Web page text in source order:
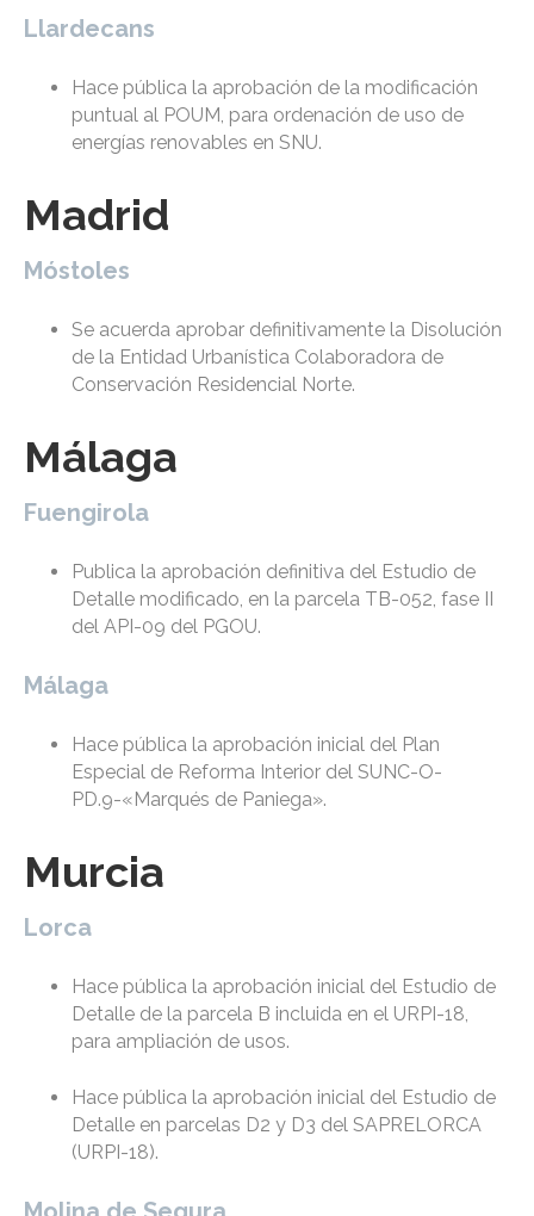
Llardecans
Hace pública la aprobación de la modificación
puntual al POUM, para ordenación de uso de
energías renovables en SNU.
Madrid
Móstoles
Se acuerda aprobar definitivamente la Disolución
de la Entidad Urbanística Colaboradora de
Conservación Residencial Norte.
Málaga
Fuengirola
Publica la aprobación definitiva del Estudio de
Detalle modificado, en la parcela TB-052, fase II
del API-09 del PGOU.
Málaga
Hace pública la aprobación inicial del Plan
Especial de Reforma Interior del SUNC-O-
PD.9-«Marqués de Paniega».
Murcia
Lorca
Hace pública la aprobación inicial del Estudio de
Detalle de la parcela B incluida en el URPI-18,
para ampliación de usos.
Hace pública la aprobación inicial del Estudio de
Detalle en parcelas D2 y D3 del SAPRELORCA
(URPI-18).